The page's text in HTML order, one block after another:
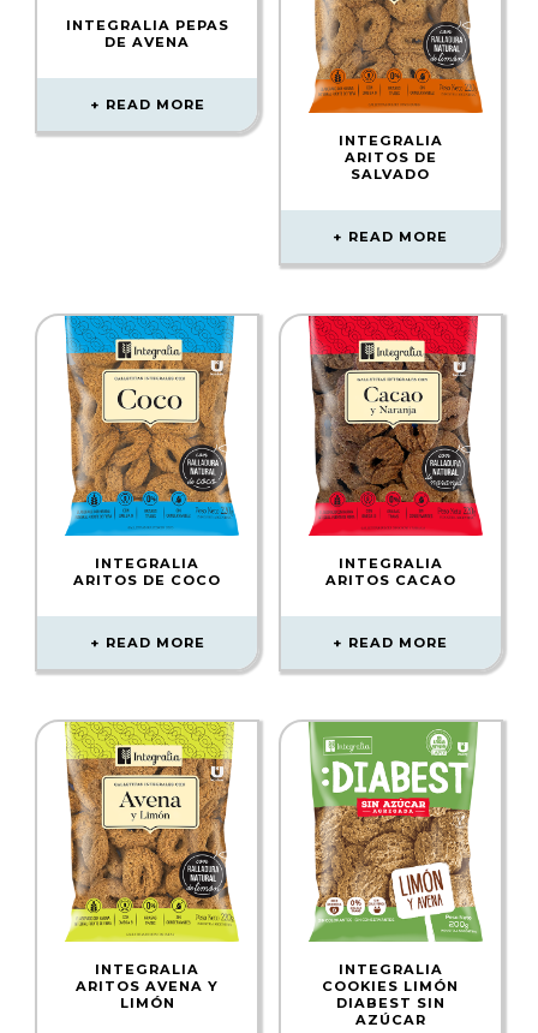
INTEGRALIA PEPAS
DE AVENA
READ MORE
INTEGRALIA
ARITOS DE
SALVADO
READ MORE
INTEGRALIA
ARITOS DE COCO
READ MORE
INTEGRALIA
ARITOS CACAO
READ MORE
INTEGRALIA
ARITOS AVENA Y
LIMÓN
INTEGRALIA
COOKIES LIMÓN
DIABEST SIN
AZÚCAR